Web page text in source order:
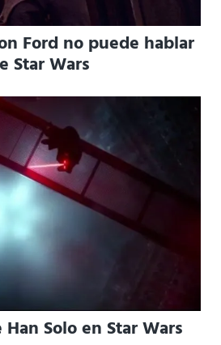
Ford no puede hablar
Star Wars
Solo en Star Wars